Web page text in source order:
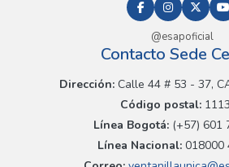
@esapoficial
Contacto Sede
Dirección:Calle 44 # 53 - 37,
Código postal:
Línea Bogotá:(+57) 601
Línea Nacional: 018000